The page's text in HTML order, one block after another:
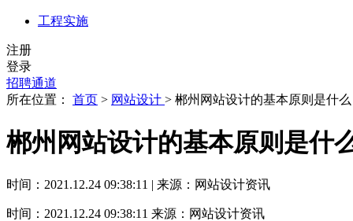
工程实施
注册
登录
招聘通道
所在位置： 首页 > 网站设计 > 郴州网站设计的基本原则是什
郴州网站设计的基本原则是什
时间：2021.12.24 09:38:11 | 来源：网站设计资讯
时间：2021.12.24 09:38:11 来源：网站设计资讯